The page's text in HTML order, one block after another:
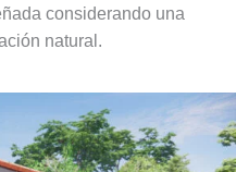
considerando una
natural.